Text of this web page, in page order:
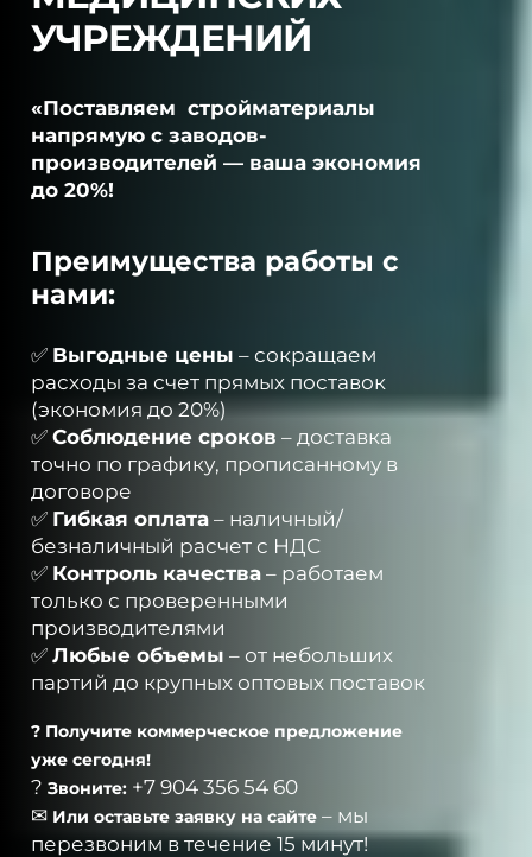
УЧРЕЖДЕНИЙ
«Поставляем стройматериалы
напрямую с заводов-
производителей — ваша экономия
до 20%!
Преимущества работы с
нами:
✅ Выгодные цены – сокращаем
расходы за счет прямых поставок
(экономия до 20%)
✅ Соблюдение сроков – доставка
точно по графику, прописанному в
договоре
✅ Гибкая оплата – наличный/
безналичный расчет с НДС
✅ Контроль качества – работаем
только с проверенными
производителями
✅ Любые объемы – от небольших
партий до крупных оптовых поставок
? Получите коммерческое предложение
уже сегодня!
? Звоните: +7 904 356 54 60
✉ Или оставьте заявку на сайте – мы
перезвоним в течение 15 минут!